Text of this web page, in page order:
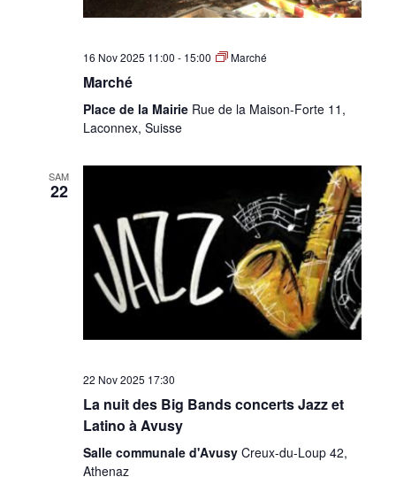
16 Nov 2025 11:00 - 15:00 Marché
Marché
Place de la Mairie Rue de la Maison-Forte 11,
Laconnex, Suisse
SAM
22
22 Nov 2025 17:30
La nuit des Big Bands concerts Jazz et
Latino à Avusy
Salle communale d'Avusy Creux-du-Loup 42,
Athenaz